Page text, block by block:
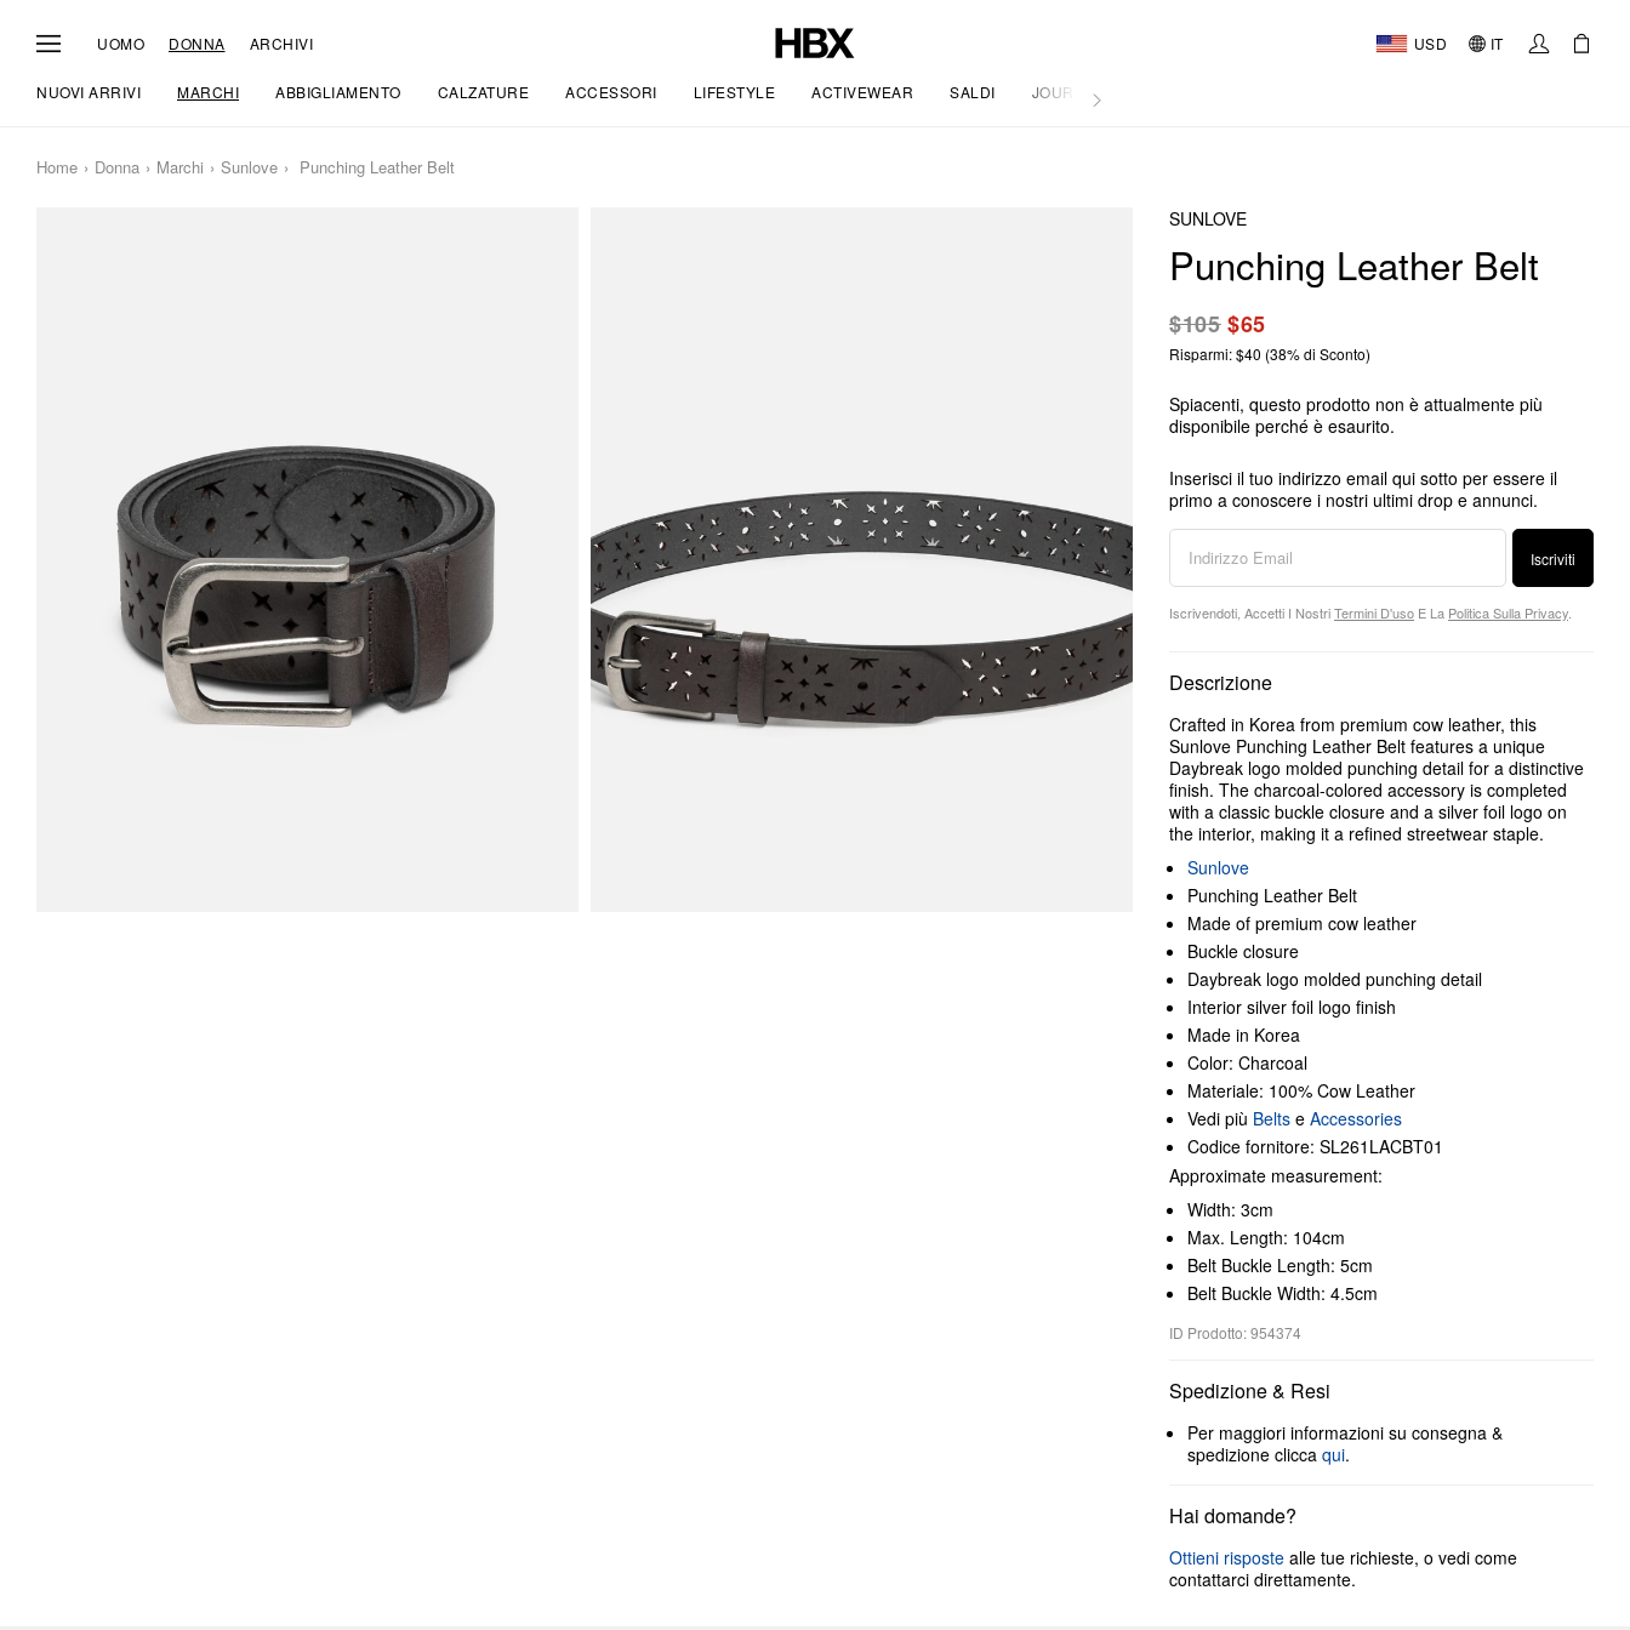
UOMO DONNA ARCHIVI USD IT
NUOVI ARRIVI MARCHI ABBIGLIAMENTO CALZATURE ACCESSORI LIFESTYLE ACTIVEWEAR SALDI JOURNAL
Home Donna Marchi Sunlove Punching Leather Belt
SUNLOVE
Punching Leather Belt
$105$65
Risparmi: $40 (38% di Sconto)
Spiacenti, questo prodotto non è attualmente più
disponibile perché è esaurito.
Inserisci il tuo indirizzo email qui sotto per essere il
primo a conoscere i nostri ultimi drop e annunci.
Iscriviti
Iscrivendoti, Accetti I NostriTermini D'uso E La Politica Sulla Privacy
Descrizione
Crafted in Korea from premium cow leather, this
Sunlove Punching Leather Belt features a unique
Daybreak logo molded punching detail for a distinctive
finish. The charcoal-colored accessory is completed
with a classic buckle closure and a silver foil logo on
the interior, making it a refined streetwear staple.
Sunlove
Punching Leather Belt
Made of premium cow leather
Buckle closure
Daybreak logo molded punching detail
Interior silver foil logo finish
Made in Korea
Color: Charcoal
Materiale: 100% Cow Leather
Vedi più Belts e Accessories
Codice fornitore: SL261LACBT01
Approximate measurement:
Width: 3cm
Max. Length: 104cm
Belt Buckle Length: 5cm
Belt Buckle Width: 4.5cm
ID Prodotto: 954374
Spedizione & Resi
Per maggiori informazioni su consegna &
spedizione clicca qui.
Hai domande?
Ottieni risposte alle tue richieste, o vedi come
contattarci direttamente.